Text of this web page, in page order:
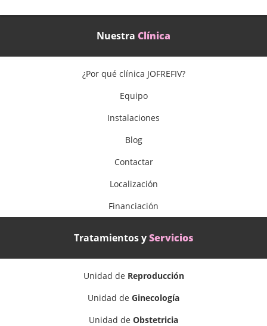
Nuestra Clínica
¿Por qué clínica JOFREFIV?
Equipo
Instalaciones
Blog
Contactar
Localización
Financiación
Tratamientos yServicios
Unidad de Reproducción
Unidad de Ginecología
Unidad de Obstetricia